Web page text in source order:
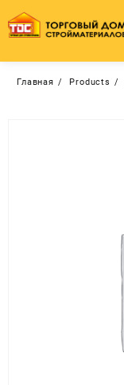
содержимому
Главная Products